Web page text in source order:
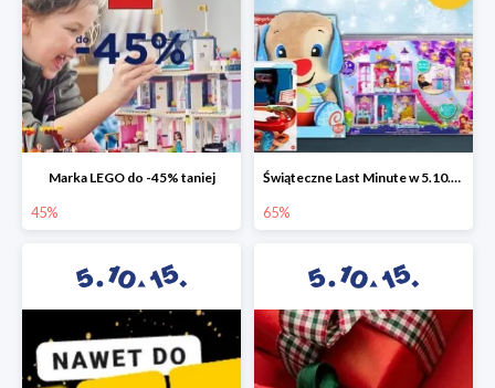
Marka LEGO do -45% taniej
45%
Świąteczne Last Minute w 5.10.15 - zabawki do -65%
65%